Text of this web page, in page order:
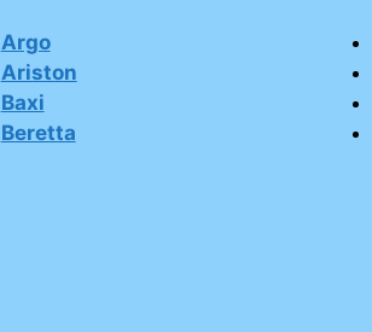
Argo
Ariston
Baxi
Beretta